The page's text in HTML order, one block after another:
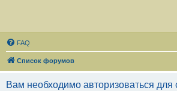
FAQ
Список форумов
Вам необходимо авторизоваться